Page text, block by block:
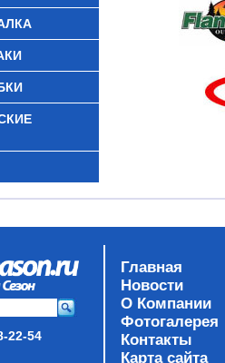
22-54
Главная
Новости
О Компании
Фотогалерея
Контакты
Карта сайта